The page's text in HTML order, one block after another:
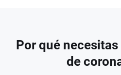
Por qué
de